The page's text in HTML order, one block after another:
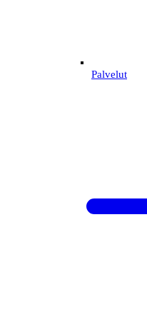
Palvelut